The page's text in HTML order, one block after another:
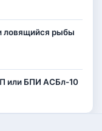
ловящийся рыбы
или БПИ АСБл-10